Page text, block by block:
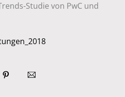
Studie von PwC und